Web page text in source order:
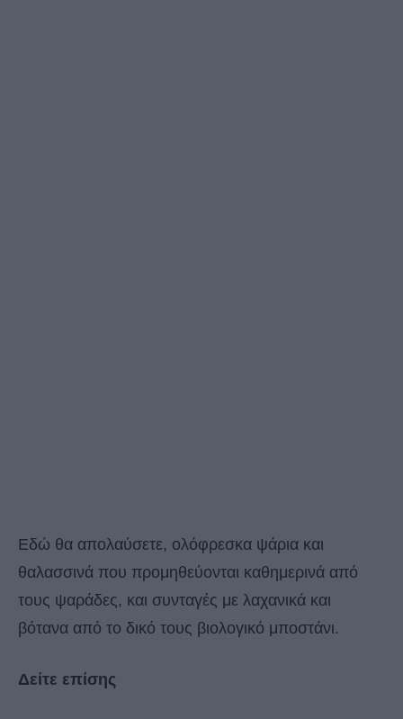
Εδώ θα απολαύσετε, ολόφρεσκα ψάρια και
θαλασσινά που προμηθεύονται καθημερινά από
τους ψαράδες, και συνταγές με λαχανικά και
βότανα από το δικό τους βιολογικό μποστάνι.
Δείτε επίσης